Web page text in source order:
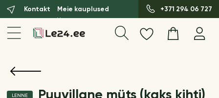
Kontakt Meie kauplused +371 294 06 727
LENNE Puuvillane müts (kaks kihti)